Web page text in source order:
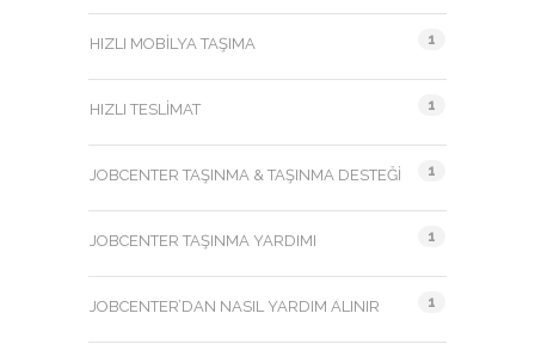
HIZLI MOBILYA TAŞIMA 1
HIZLI TESLIMAT 1
JOBCENTER TAŞINMA & TAŞINMA DESTEĞI 1
JOBCENTER TAŞINMA YARDIMI 1
JOBCENTER’DAN NASIL YARDIM ALINIR 1